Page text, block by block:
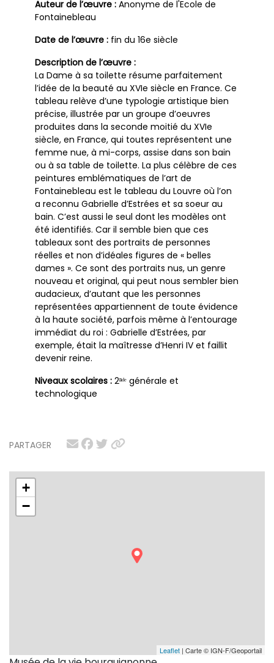
PARTAGER
+
−
Leaflet | Carte © IGN-F/Geoportail
Auteur de l’œuvre : Anonyme de l'Ecole de
Fontainebleau
Date de l’œuvre : fin du 16e siècle
Description de l’œuvre :
La Dame à sa toilette résume parfaitement
l’idée de la beauté au XVIe siècle en France. Ce
tableau relève d’une typologie artistique bien
précise, illustrée par un groupe d’oeuvres
produites dans la seconde moitié du XVIe
siècle, en France, qui toutes représentent une
femme nue, à mi-corps, assise dans son bain
ou à sa table de toilette. La plus célèbre de ces
peintures emblématiques de l’art de
Fontainebleau est le tableau du Louvre où l’on
a reconnu Gabrielle d’Estrées et sa soeur au
bain. C’est aussi le seul dont les modèles ont
été identifiés. Car il semble bien que ces
tableaux sont des portraits de personnes
réelles et non d’idéales figures de « belles
dames ». Ce sont des portraits nus, un genre
nouveau et original, qui peut nous sembler bien
audacieux, d’autant que les personnes
représentées appartiennent de toute évidence
à la haute société, parfois même à l’entourage
immédiat du roi : Gabrielle d’Estrées, par
exemple, était la maîtresse d’Henri IV et faillit
devenir reine.
Niveaux scolaires : 2ⁿᵈᵉ générale et
technologique